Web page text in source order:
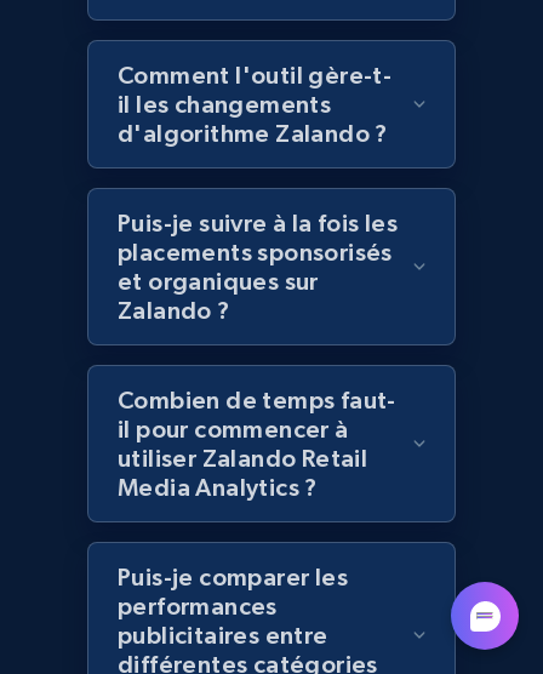
Model number, Gtin ean pn, Product name, and
more.
991+ 162+ Commencer
Lazada - Products
URL, Title, Rating, Reviews, Initial price, Final
price, Currency, Stock, and more.
988+ 160+ Commencer
Lazada - Products - Discover products by
keyword
988+ 160+ Commencer
Comment l'outil gère-t-
il les changements
d'algorithme Zalando ?
Puis-je suivre à la fois les
placements sponsorisés
et organiques sur
Zalando ?
Combien de temps faut-
il pour commencer à
utiliser Zalando Retail
Media Analytics ?
Puis-je comparer les
performances
publicitaires entre
différentes catégories